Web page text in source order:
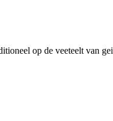
op de veeteelt van